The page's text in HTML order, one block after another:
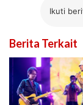
Ikuti
Berita Terkait